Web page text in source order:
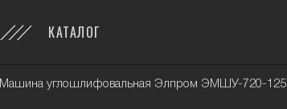
КАТАЛОГ
Машина углошлифовальная Элпром ЭМШУ-720-125